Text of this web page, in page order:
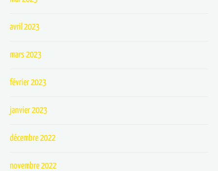
avril 2023
mars 2023
février 2023
janvier 2023
décembre 2022
novembre 2022